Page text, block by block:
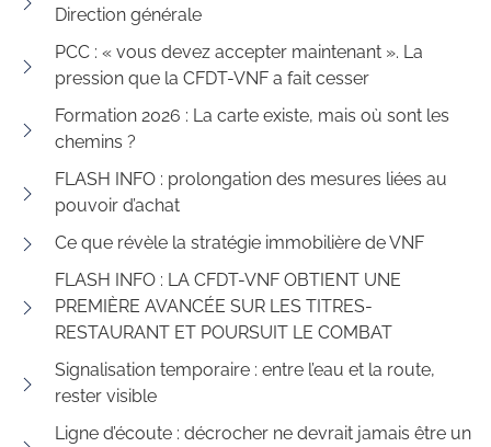
Direction générale
PCC : « vous devez accepter maintenant ». La
pression que la CFDT-VNF a fait cesser
Formation 2026 : La carte existe, mais où sont les
chemins ?
FLASH INFO : prolongation des mesures liées au
pouvoir d’achat
Ce que révèle la stratégie immobilière de VNF
FLASH INFO : LA CFDT-VNF OBTIENT UNE
PREMIÈRE AVANCÉE SUR LES TITRES-
RESTAURANT ET POURSUIT LE COMBAT
Signalisation temporaire : entre l’eau et la route,
rester visible
Ligne d’écoute : décrocher ne devrait jamais être un